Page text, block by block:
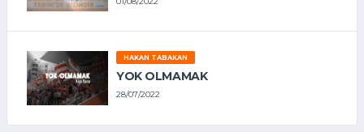
HAKAN TABAKAN
YOK OLMAMAK
28/07/2022